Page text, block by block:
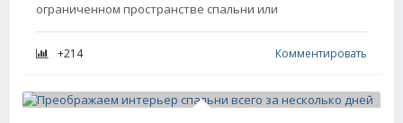
ограниченном пространстве спальни или
+214 Комментировать